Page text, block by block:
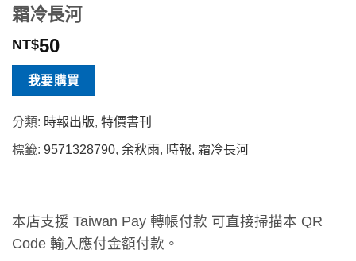
霜冷長河
NT$50
我要購買
分類: 時報出版, 特價書刊
標籤: 9571328790, 余秋雨, 時報, 霜冷長河
本店支援 Taiwan Pay 轉帳付款 可直接掃描本 QR
Code 輸入應付金額付款。